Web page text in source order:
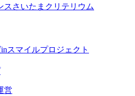
スさいたまクリテリウム
スマイルプロジェクト
営